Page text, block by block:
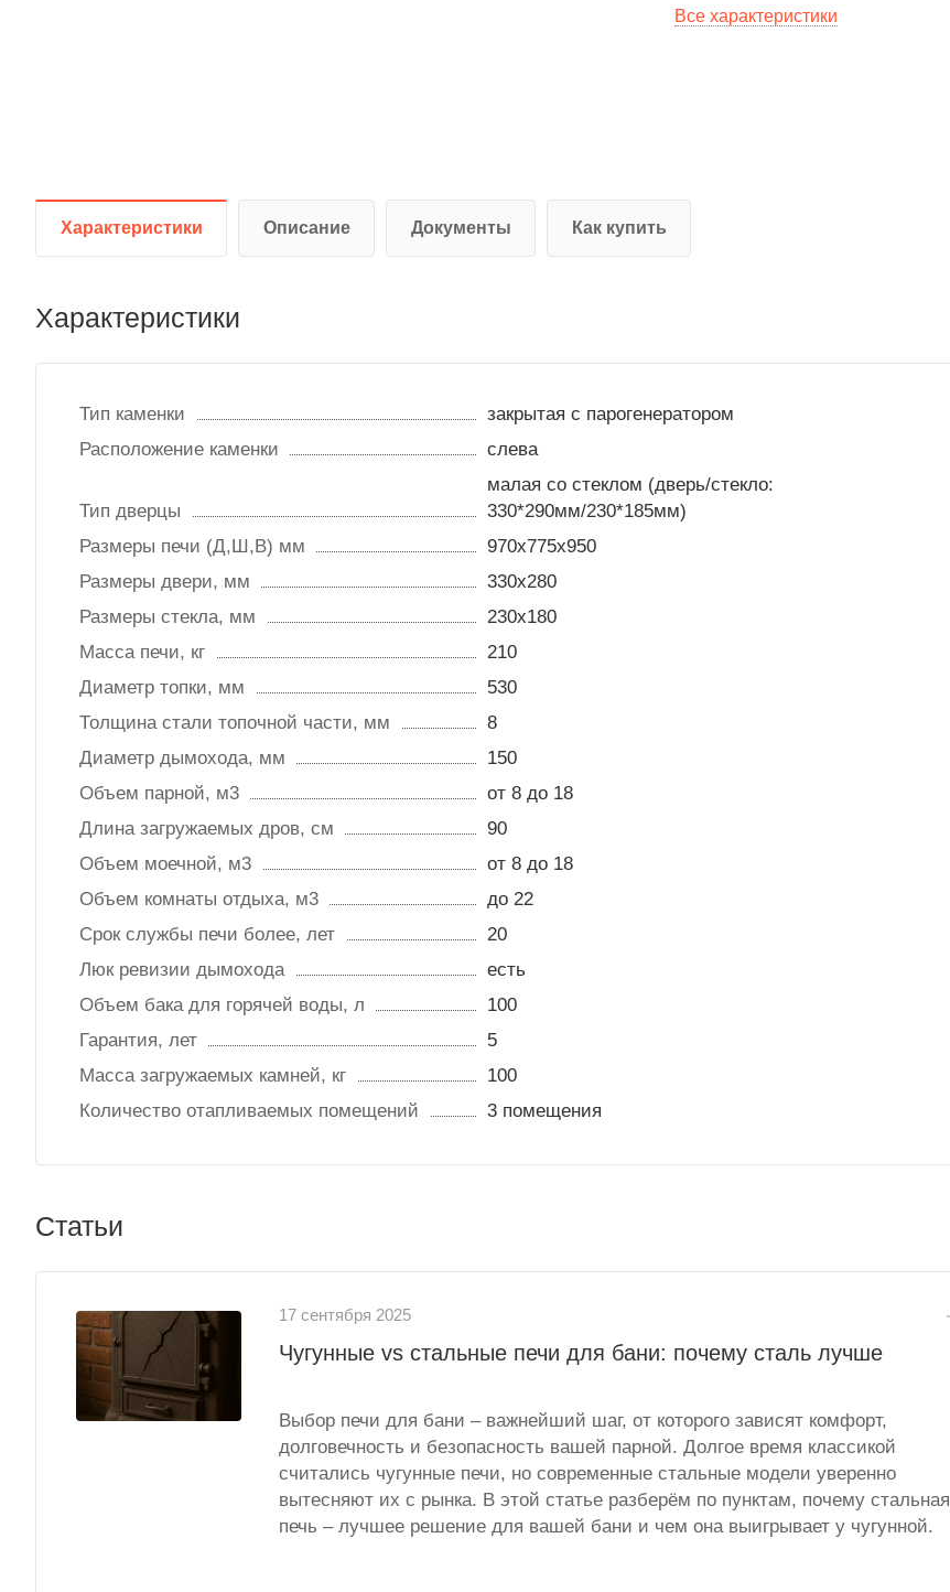
Все характеристики
Характеристики Описание Документы Как купить
Характеристики
Тип каменки
закрытая с парогенератором
Расположение каменки
слева
Тип дверцы
малая со стеклом (дверь/стекло:
330*290мм/230*185мм)
Размеры печи (Д,Ш,В) мм
970x775x950
Размеры двери, мм
330x280
Размеры стекла, мм
230x180
Масса печи, кг
210
Диаметр топки, мм
530
Толщина стали топочной части, мм
8
Диаметр дымохода, мм
150
Объем парной, м3
от 8 до 18
Длина загружаемых дров, см
90
Объем моечной, м3
от 8 до 18
Объем комнаты отдыха, м3
до 22
Срок службы печи более, лет
20
Люк ревизии дымохода
есть
Объем бака для горячей воды, л
100
Гарантия, лет
5
Масса загружаемых камней, кг
100
Количество отапливаемых помещений
3 помещения
Статьи
17 сентября 2025
Чугунные vs стальные печи для бани: почему сталь лучше
Выбор печи для бани – важнейший шаг, от которого зависят комфорт,
долговечность и безопасность вашей парной. Долгое время классикой
считались чугунные печи, но современные стальные модели уверенно
вытесняют их с рынка. В этой статье разберём по пунктам, почему стальная
печь – лучшее решение для вашей бани и чем она выигрывает у чугунной.